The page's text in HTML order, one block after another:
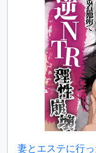
妻とエステに行